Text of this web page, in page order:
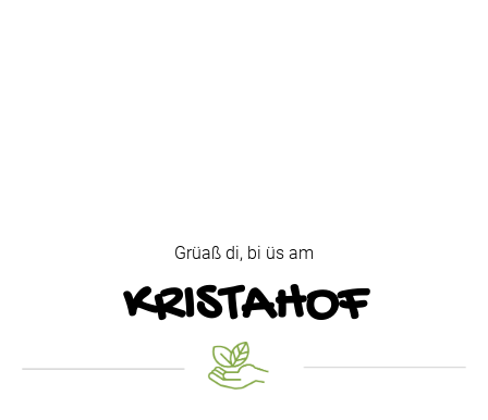
Grüaß di, bi üs am
KRISTAHOF